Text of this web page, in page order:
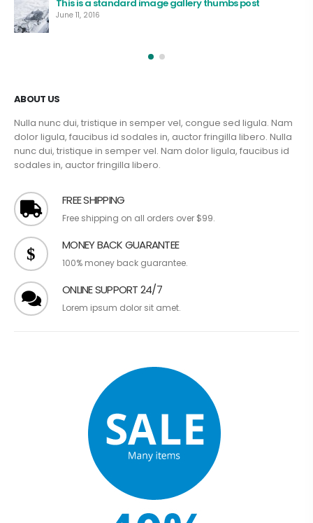
This is a standard image gallery thumbs post
June 11, 2016
ABOUT US
Nulla nunc dui, tristique in semper vel, congue sed ligula. Nam
dolor ligula, faucibus id sodales in, auctor fringilla libero. Nulla
nunc dui, tristique in semper vel. Nam dolor ligula, faucibus id
sodales in, auctor fringilla libero.
FREE SHIPPING
Free shipping on all orders over $99.
MONEY BACK GUARANTEE
100% money back guarantee.
ONLINE SUPPORT 24/7
Lorem ipsum dolor sit amet.